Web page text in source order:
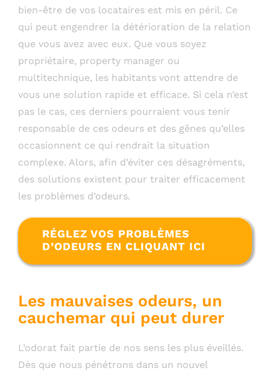
bien-être de vos locataires est mis en péril. Ce
qui peut engendrer la détérioration de la relation
que vous avez avec eux. Que vous soyez
propriétaire, property manager ou
multitechnique, les habitants vont attendre de
vous une solution rapide et efficace. Si cela n’est
pas le cas, ces derniers pourraient vous tenir
responsable de ces odeurs et des gênes qu’elles
occasionnent ce qui rendrait la situation
complexe. Alors, afin d’éviter ces désagréments,
des solutions existent pour traiter efficacement
les problèmes d’odeurs.
RÉGLEZ VOS PROBLÈMES
D’ODEURS EN CLIQUANT ICI
Les mauvaises odeurs, un
cauchemar qui peut durer
L’odorat fait partie de nos sens les plus éveillés.
Dès que nous pénétrons dans un nouvel